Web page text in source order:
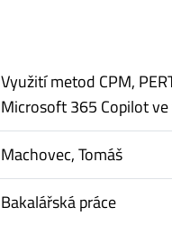
Využití metod CPM,
Microsoft 365 Copilot
Machovec, Tomáš
Bakalářská práce